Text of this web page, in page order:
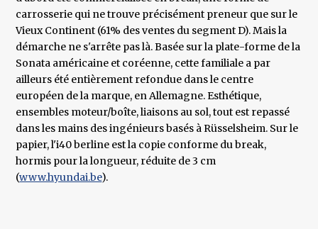
carrosserie qui ne trouve précisément preneur que sur le
Vieux Continent (61% des ventes du segment D). Mais la
démarche ne s'arrête pas là. Basée sur la plate-forme de la
Sonata américaine et coréenne, cette familiale a par
ailleurs été entièrement refondue dans le centre
européen de la marque, en Allemagne. Esthétique,
ensembles moteur/boîte, liaisons au sol, tout est repassé
dans les mains des ingénieurs basés à Rüsselsheim. Sur le
papier, l'i40 berline est la copie conforme du break,
hormis pour la longueur, réduite de 3 cm
(www.hyundai.be).